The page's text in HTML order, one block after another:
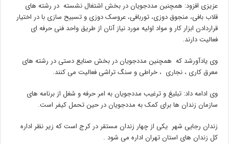
عزیزی افزود: همچنین مددجویان در بخش اشتغال نشسته در رشته های
قلاب بافی، منجوق دوزی، توربافی، عروسک دوزی و تسبیح سازی با در اختیار
قراردادن ابزار کار و مواد اولیه مورد نیاز آنان از طریق واحد فنی حرفه ای
فعالیت دارند.
وی یادآورشد که همچنین مددجویان در بخش صنایع دستی در رشته های
معرق کاری ، نجاری ، خراطی و سنگ تراشی فعالیت می کنند.
وی ادامه داد: تبلیغ و ترغیب مددجویان به امر حرفه و شغل از برنامه های
سازمان زندان ها برای کمک به مددجویان در حین تحمل کیفر است.
زندان رجایی شهر یکی از چهار زندان مستقر در کرج است که زیر نظر اداره
کل زندان های استان تهران اداره می شود .